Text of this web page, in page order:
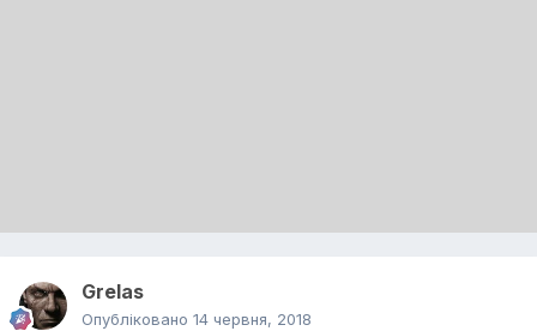
Grelas
Опубліковано 14 червня, 2018